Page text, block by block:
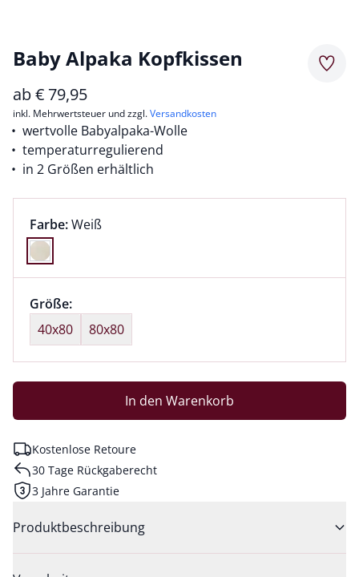
Baby Alpaka Kopfkissen
ab€ 79,95
inkl. Mehrwertsteuer und zzgl.Versandkosten
wertvolle Babyalpaka-Wolle
temperaturregulierend
in 2 Größen erhältlich
Farbauswahl:
Farbe:aktuell ausgewählt:
Weiß
Farbe Weiß ausgewählt
Größenauswahl:
Größe:nichts ausgewählt
40x80
80x80
In den Warenkorb
Kostenlose Retoure
30 Tage Rückgaberecht
3 Jahre Garantie
Produktbeschreibung